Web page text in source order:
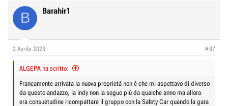
c
t
s
B Barahir1
2 Aprile 2023 #87
ALGEPA ha scritto:
Francamente arrivata la nuova proprietà non è che mi aspettavo di diverso
da questo andazzo, la indy non la seguo più da qualche anno ma allora
era consuetudine ricompattare il gruppo con la Safety Car quando la gara